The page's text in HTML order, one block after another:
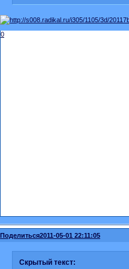
0
Поделиться2011-05-01 22:11:05
Скрытый текст: